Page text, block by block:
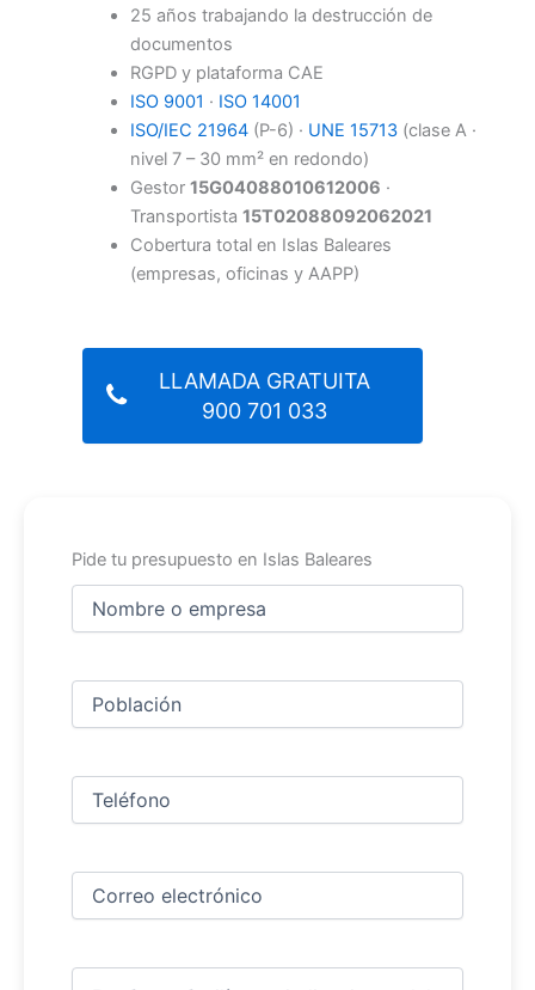
25 años trabajando la destrucción de
documentos
RGPD y plataforma CAE
ISO 9001 · ISO 14001
ISO/IEC 21964(P-6) · UNE 15713(clase A ·
nivel 7 – 30 mm² en redondo)
Gestor 15G04088010612006 ·
Transportista 15T02088092062021
Cobertura total en Islas Baleares
(empresas, oficinas y AAPP)
LLAMADA GRATUITA
900 701 033
Pide tu presupuesto en Islas Baleares
Nombre
Ciudad
Teléfono
Correo
electrónico (Obligatorio)
Comentarios